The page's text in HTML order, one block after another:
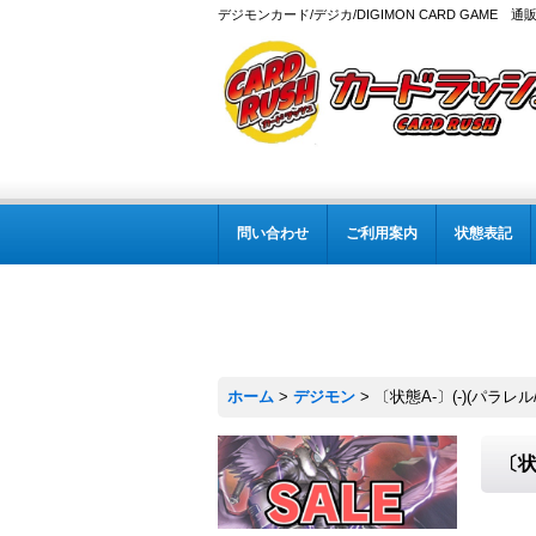
デジモンカード/デジカ/DIGIMON CARD GAME 通
問い合わせ ご利用案内 状態表記
ホーム > デジモン > 〔状態A-〕(-)(パラレ
〔